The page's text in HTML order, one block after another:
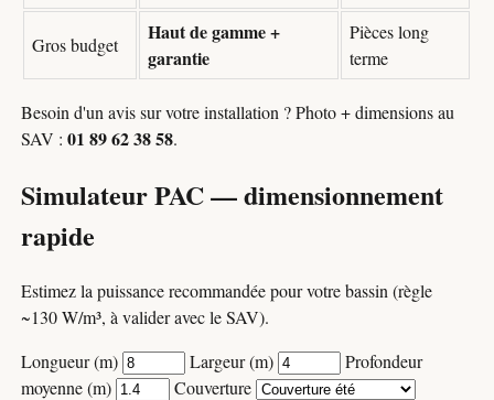
Gros budget
Haut de gamme +
garantie
Pièces long
terme
Besoin d'un avis sur votre installation ? Photo + dimensions au
SAV :01 89 62 38 58.
Simulateur PAC — dimensionnement
rapide
Estimez la puissance recommandée pour votre bassin (règle
~130 W/m³, à valider avec le SAV).
Longueur (m)
Largeur (m)
Profondeur
moyenne (m)
Couverture